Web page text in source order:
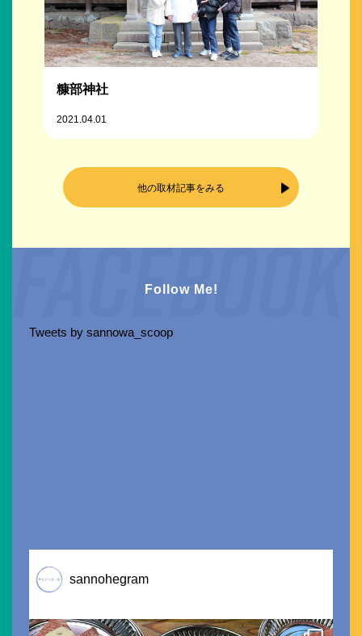
糠部神社
2021.04.01
他の取材記事をみる
Follow Me!
Tweets by sannowa_scoop
sannohegram